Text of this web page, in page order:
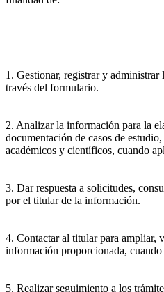
1. Gestionar, registrar y
través del formulario.
2. Analizar la información para la
documentación de casos de
académicos y científicos, cuando
3. Dar respuesta a solicitudes,
por el titular de la información.
4. Contactar al titular para ampliar,
información proporcionada, cuando
5. Realizar seguimiento a los